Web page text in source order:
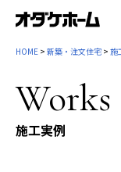
HOME > 新築・注文住宅 > 施
Works
施工実例